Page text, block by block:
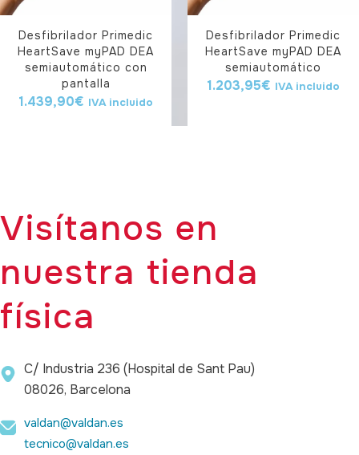
Desfibrilador Primedic
HeartSave myPAD DEA
semiautomático con
pantalla
1.439,90€ IVA incluido
Desfibrilador Primedic
HeartSave myPAD DEA
semiautomático
1.203,95€ IVA incluido
Visítanos en
nuestra tienda
física
C/ Industria 236 (Hospital de Sant Pau)
08026, Barcelona
valdan@valdan.es
tecnico@valdan.es